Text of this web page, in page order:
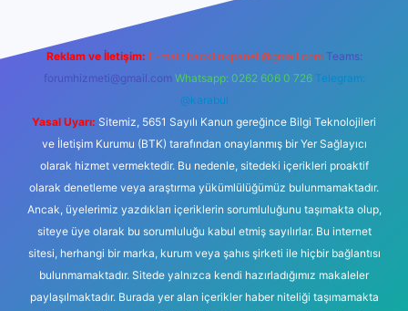
Reklam ve İletişim: E-mail: backlinkpaneli@gmail.com Teams:
forumhizmeti@gmail.com Whatsapp: 0262 606 0 726 Telegram:
@karabul
Yasal Uyarı: Sitemiz, 5651 Sayılı Kanun gereğince Bilgi Teknolojileri
ve İletişim Kurumu (BTK) tarafından onaylanmış bir Yer Sağlayıcı
olarak hizmet vermektedir. Bu nedenle, sitedeki içerikleri proaktif
olarak denetleme veya araştırma yükümlülüğümüz bulunmamaktadır.
Ancak, üyelerimiz yazdıkları içeriklerin sorumluluğunu taşımakta olup,
siteye üye olarak bu sorumluluğu kabul etmiş sayılırlar. Bu internet
sitesi, herhangi bir marka, kurum veya şahıs şirketi ile hiçbir bağlantısı
bulunmamaktadır. Sitede yalnızca kendi hazırladığımız makaleler
paylaşılmaktadır. Burada yer alan içerikler haber niteliği taşımamakta